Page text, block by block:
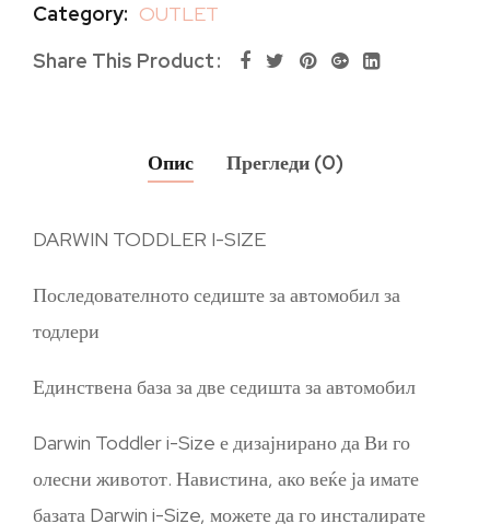
Category: OUTLET
Share This Product
Опис Прегледи (0)
DARWIN TODDLER I-SIZE
Последователното седиште за автомобил за
тодлери
Единствена база за две седишта за автомобил
Darwin Toddler i-Size е дизајнирано да Ви го
олесни животот. Навистина, ако веќе ја имате
базата Darwin i-Size, можете да го инсталирате